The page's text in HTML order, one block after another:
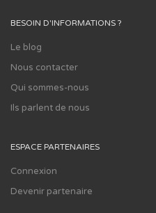
BESOIN D'INFORMATIONS ?
Le blog
Nous contacter
Qui sommes-nous
Ils parlent de nous
ESPACE PARTENAIRES
Connexion
Devenir partenaire